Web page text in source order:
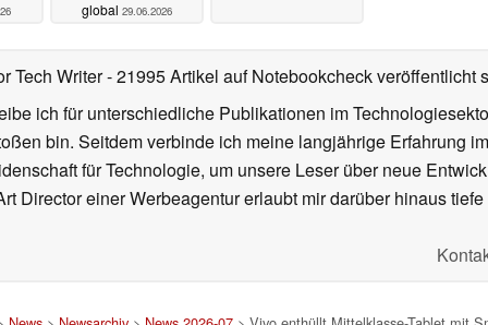
global 29.06.2026
Tech Writer- 21995 Artikel auf Notebookcheck veröffentlicht
ich für unterschiedliche Publikationen im
bin. Seitdem verbinde ich meine langjährige Erfahrung
für Technologie, um unsere Leser über neue
Director einer Werbeagentur erlaubt mir darüber hinaus